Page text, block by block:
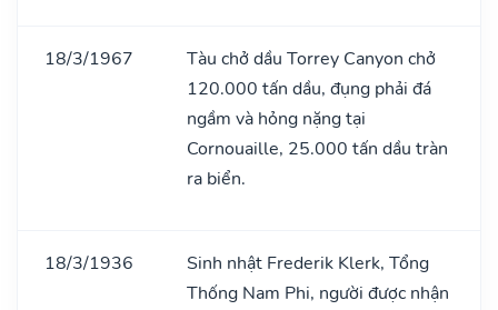
18/3/1967
Tàu chở dầu Torrey Canyon chở
120.000 tấn dầu, đụng phải đá
ngầm và hỏng nặng tại
Cornouaille, 25.000 tấn dầu tràn
ra biển.
18/3/1936
Sinh nhật Frederik Klerk, Tổng
Thống Nam Phi, người được nhận